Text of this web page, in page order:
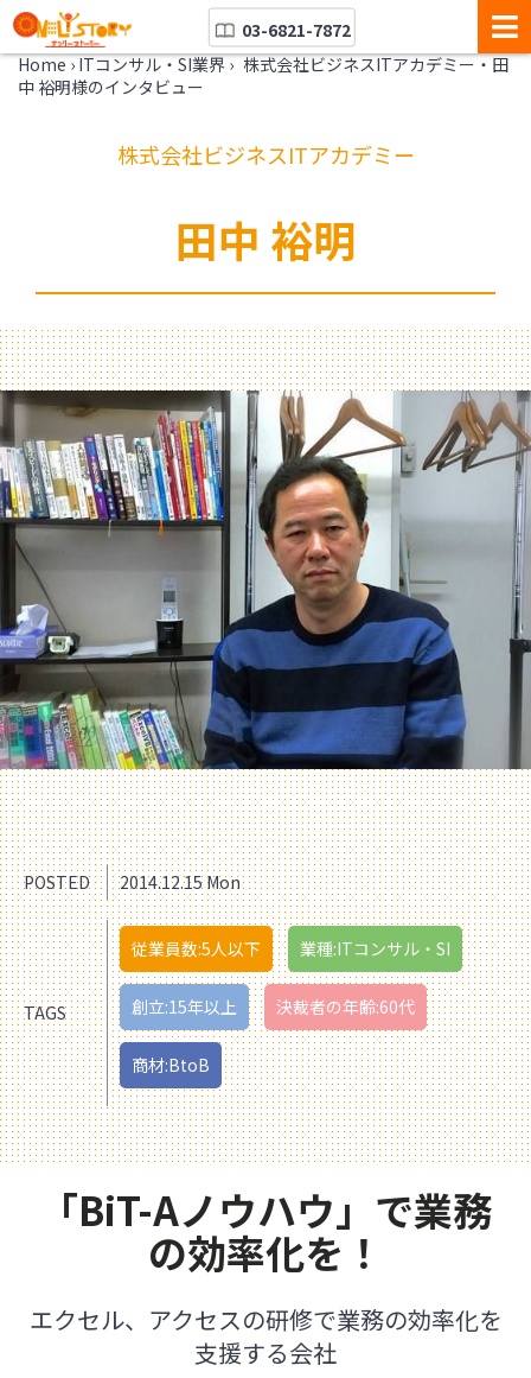
03-6821-7872
Home › ITコンサル・SI業界 › 株式会社ビジネスITアカデミー・田
中 裕明様のインタビュー
株式会社ビジネスITアカデミー
田中 裕明
POSTED 2014.12.15 Mon
TAGS
従業員数:5人以下 業種:ITコンサル・SI
創立:15年以上 決裁者の年齢:60代
商材:BtoB
「BiT-Aノウハウ」で業務
の効率化を！
エクセル、アクセスの研修で業務の効率化を
支援する会社